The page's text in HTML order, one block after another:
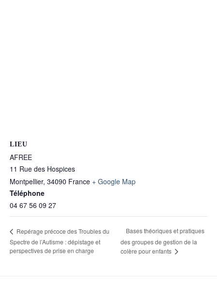
LIEU
AFREE
11 Rue des Hospices
Montpellier, 34090 France + Google Map
Téléphone
04 67 56 09 27
Repérage précoce des Troubles du
Spectre de l’Autisme : dépistage et
perspectives de prise en charge
Bases théoriques et pratiques
des groupes de gestion de la
colère pour enfants